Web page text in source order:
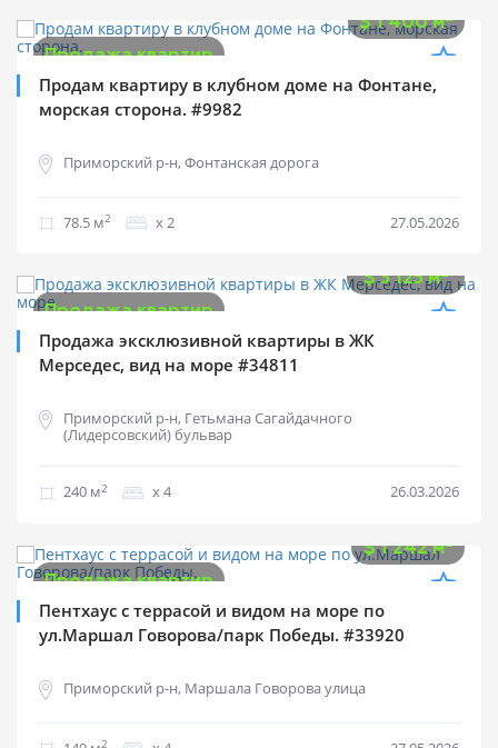
$1 400 м2
Продажа квартир
Продам квартиру в клубном доме на Фонтане,
морская сторона. #9982
Приморский р-н, Фонтанская дорога
78.5 м2 х 2 27.05.2026
$3 125 м2
Продажа квартир
Продажа эксклюзивной квартиры в ЖК
Мерседес, вид на море #34811
Приморский р-н, Гетьмана Сагайдачного
(Лидерсовский) бульвар
240 м2 х 4 26.03.2026
$1 242 м2
Продажа квартир
Пентхаус с террасой и видом на море по
ул.Маршал Говорова/парк Победы. #33920
Приморский р-н, Маршала Говорова улица
2